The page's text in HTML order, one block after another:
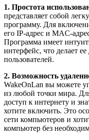
1. Простота
представляет собой
программу. Для
его IP-адрес и MAC-
Программа имеет
интерфейс, что делает
пользователей.
2. Возможность
WakeOnLan вы можете
из любой точки мира.
доступ к интернету и
хотите включить. Это
сети компьютеров и
компьютер без